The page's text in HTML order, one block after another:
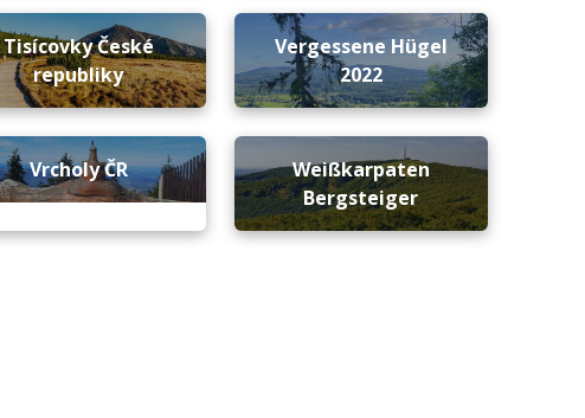
Tisícovky České
republiky
Vergessene Hügel
2022
Vrcholy ČR
Weißkarpaten
Bergsteiger